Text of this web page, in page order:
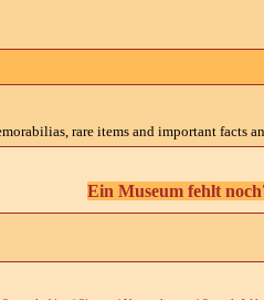
rare items and important facts
Ein Museum fehlt